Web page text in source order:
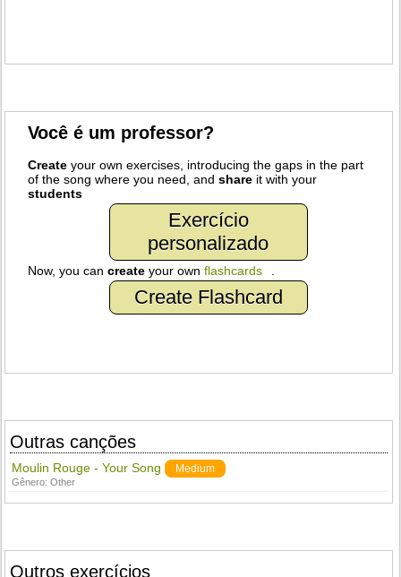
Você é um professor?
Create your own exercises, introducing the gaps in the part
of the song where you need, andshare it with your
students
Exercício
personalizado
Now, you cancreate your ownflashcards
Create Flashcard
Outras canções
Moulin Rouge - Your Song Medium
Gênero:Other
Outros exercícios